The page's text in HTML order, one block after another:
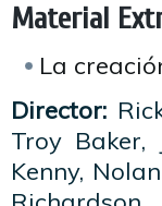
Material
La
Director:
Troy Baker,
Kenny,